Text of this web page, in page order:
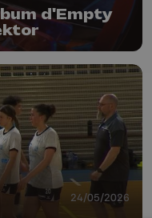
d'Empty
24/05/2026